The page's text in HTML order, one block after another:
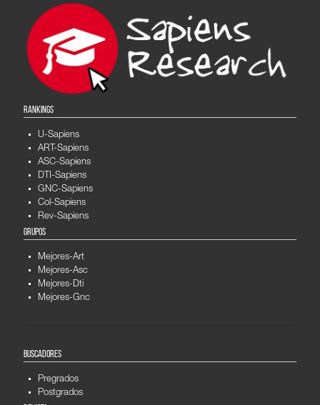
RANKINGS
U-Sapiens
ART-Sapiens
ASC-Sapiens
DTI-Sapiens
GNC-Sapiens
Col-Sapiens
Rev-Sapiens
GRUPOS
Mejores-Art
Mejores-Asc
Mejores-Dti
Mejores-Gnc
BUSCADORES
Pregrados
Postgrados